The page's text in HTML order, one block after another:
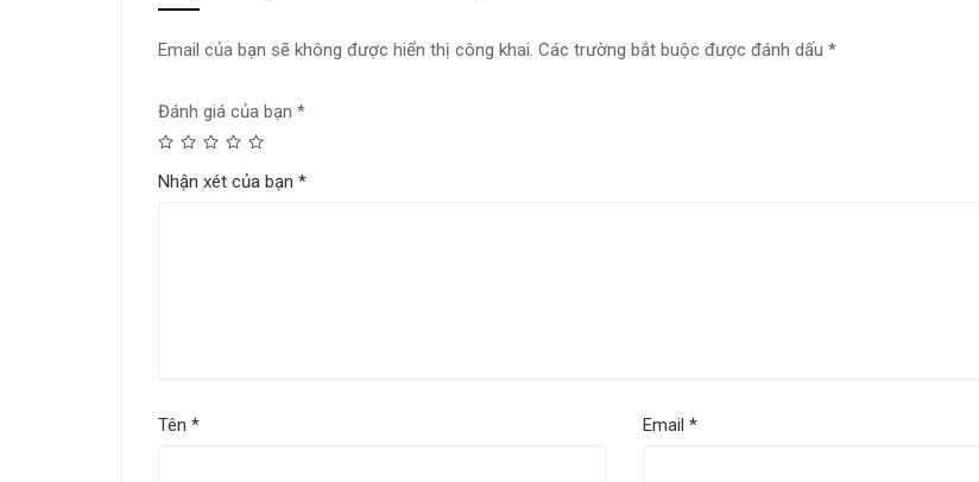
Email của bạn sẽ không được hiển thị công khai. Các trường bắt buộc được đánh dấu *
Đánh giá của bạn *
Nhận xét của bạn *
Tên * Email*